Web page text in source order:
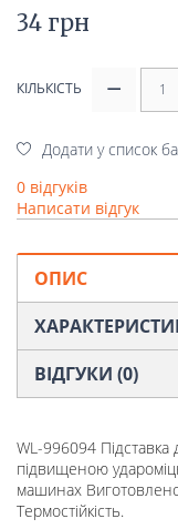
34 грн
КІЛЬКІСТЬ
Додати у список
0 відгуків
Написати відгук
ОПИС
ВІДГУКИ (0)
WL-996094
підвищеною
машинах
Термостійкість.